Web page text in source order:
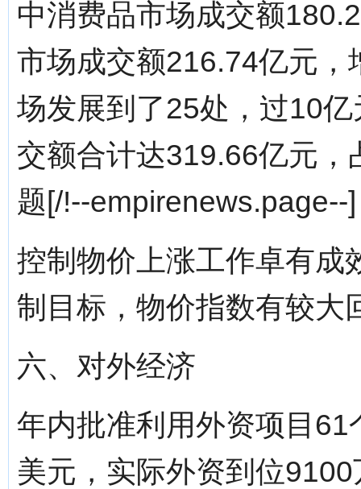
中消费品市场成交额
市场成交额216.74亿元
场发展到了25处，过10
交额合计达319.66亿元
题[/!--empirenews.page--]
控制物价上涨工作卓有成
制目标，物价指数有较大
六、对外经济
年内批准利用外资项目
美元，实际外资到位